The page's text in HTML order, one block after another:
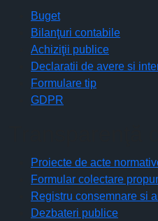
Buget
Bilanţuri contabile
Achiziţii publice
Declaratii de avere si
Formulare tip
GDPR
Proiecte de acte
Formular colectare
Registru consemnare si
Dezbateri publice